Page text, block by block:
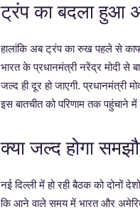
ट्रंप का बदला हुआ
हालांकि अब ट्रंप का रुख पहले से
भारत के प्रधानमंत्री नरेंद्र मोदी से
जल्द ही दूर हो जाएगी. प्रधानमंत्री
इस बातचीत को परिणाम तक पहुंचाने में
क्या जल्द होगा
नई दिल्ली में हो रही बैठक को दोनों
कि आने वाले समय में भारत और